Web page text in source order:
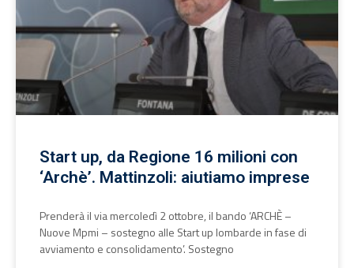
Start up, da Regione 16 milioni con
‘Archè’. Mattinzoli: aiutiamo imprese
Prenderà il via mercoledì 2 ottobre, il bando ‘ARCHÈ –
Nuove Mpmi – sostegno alle Start up lombarde in fase di
avviamento e consolidamento’. Sostegno